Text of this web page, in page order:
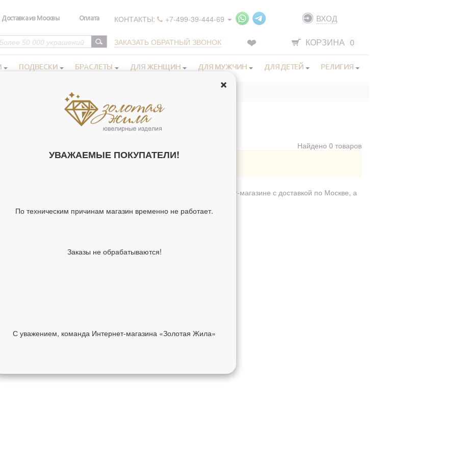
Доставка из Москвы Оплата КОНТАКТЫ: +7-499-39-444-69
ЗАКАЗАТЬ ОБРАТНЫЙ ЗВОНОК
ВХОД
КОРЗИНА 0
ПОДВЕСКИ БРАСЛЕТЫ ДЛЯ ЖЕНЩИН ДЛЯ МУЖЧИН ДЛЯ ДЕТЕЙ РЕЛИГИЯ
ПРАВОСЛАВНЫЕ КОЛЬЦА ЗОЛОТЫЕ 19.5
Найдено 0 товаров
можно купить в нашем интернет-магазине с доставкой по Москве, а
УВАЖАЕМЫЕ ПОКУПАТЕЛИ!
По техническим причинам магазин временно не работает.
Заказы не обрабатываются!
С уважением, команда Интернет-магазина «Золотая Жила»